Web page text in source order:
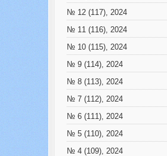
№ 12 (117), 2024
№ 11 (116), 2024
№ 10 (115), 2024
№ 9 (114), 2024
№ 8 (113), 2024
№ 7 (112), 2024
№ 6 (111), 2024
№ 5 (110), 2024
№ 4 (109), 2024